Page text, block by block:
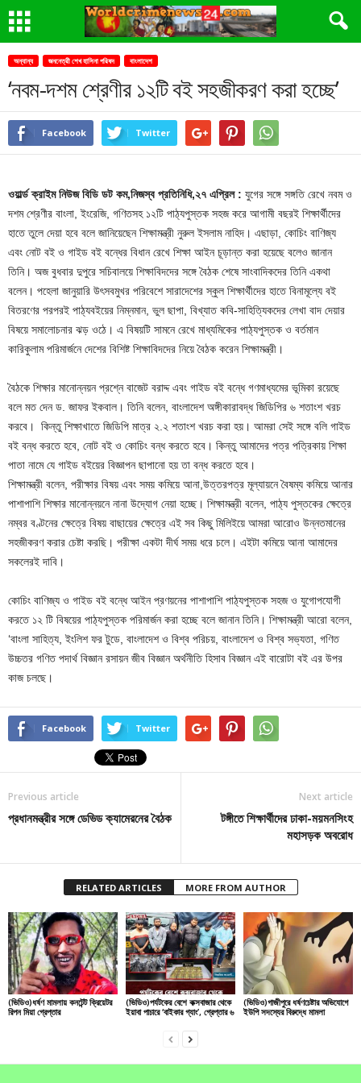
অন্যান্য জননেত্রী শেখ হাসিনা পরিষদ বাংলাদেশ
‘নবম-দশম শ্রেণীর ১২টি বই সহজীকরণ করা হচ্ছে’
Facebook Twitter
ওয়ার্ল্ড ক্রাইম নিউজ বিডি ডট কম,নিজস্ব প্রতিনিধি,২৭ এপ্রিল : যুগের সঙ্গে সঙ্গতি রেখে নবম ও
দশম শ্রেণীর বাংলা, ইংরেজি, গণিতসহ ১২টি পাঠ্যপুস্তক সহজ করে আগামী বছরই শিক্ষার্থীদের
হাতে তুলে দেয়া হবে বলে জানিয়েছেন শিক্ষামন্ত্রী নুরুল ইসলাম নাহিদ। এছাড়া, কোচিং বাণিজ্য
এবং নোট বই ও গাইড বই বন্ধের বিধান রেখে শিক্ষা আইন চূড়ান্ত করা হয়েছে বলেও জানান
তিনি। অজ বুধবার দুপুরে সচিবালয়ে শিক্ষাবিদদের সঙ্গে বৈঠক শেষে সাংবাদিকদের তিনি একথা
বলেন। পহেলা জানুয়ারি উৎসবমুখর পরিবেশে সারাদেশের স্কুল শিক্ষার্থীদের হাতে বিনামূল্যে বই
বিতরণের পরপরই পাঠ্যবইয়ের নিম্নমান, ভুল ছাপা, বিখ্যাত কবি-সাহিত্যিকদের লেখা বাদ দেয়ার
বিষয়ে সমালোচনার ঝড় ওঠে। এ বিষয়টি সামনে রেখে মাধ্যমিকের পাঠ্যপুস্তক ও বর্তমান
কারিকুলাম পরিমার্জনে দেশের বিশিষ্ট শিক্ষাবিদদের নিয়ে বৈঠক করেন শিক্ষামন্ত্রী।
বৈঠকে শিক্ষার মানোন্নয়ন প্রশ্নে বাজেট বরাদ্দ এবং গাইড বই বন্ধে গণমাধ্যমের ভূমিকা রয়েছে
বলে মত দেন ড. জাফর ইকবাল। তিনি বলেন, বাংলাদেশ অঙ্গীকারাবদ্ধ জিডিপির ৬ শতাংশ খরচ
করবে। কিন্তু শিক্ষাখাতে জিডিপি মাত্র ২.২ শতাংশ খরচ করা হয়। আমরা সেই সঙ্গে বলি গাইড
বই বন্ধ করতে হবে, নোট বই ও কোচিং বন্ধ করতে হবে। কিন্তু আমাদের পত্র পত্রিকায় শিক্ষা
পাতা নামে যে গাইড বইয়ের বিজ্ঞাপন ছাপানো হয় তা বন্ধ করতে হবে।
শিক্ষামন্ত্রী বলেন, পরীক্ষার বিষয় এবং সময় কমিয়ে আনা,উত্তরপত্র মূল্যায়নে বৈষম্য কমিয়ে আনার
পাশাপাশি শিক্ষার মানোন্নয়নে নানা উদ্যোগ নেয়া হচ্ছে। শিক্ষামন্ত্রী বলেন, পাঠ্য পুস্তকের ক্ষেত্রে
নম্বর বণ্টনের ক্ষেত্রে বিষয় বাছায়ের ক্ষেত্রে এই সব কিছু মিলিইয়ে আমরা আরোও উন্নতমানের
সহজীকরণ করার চেষ্টা করছি। পরীক্ষা একটা দীর্ঘ সময় ধরে চলে। এইটা কমিয়ে আনা আমাদের
সকলেরই দাবি।
কোচিং বাণিজ্য ও গাইড বই বন্ধে আইন প্রণয়নের পাশাপাশি পাঠ্যপুস্তক সহজ ও যুগোপযোগী
করতে ১২ টি বিষয়ের পাঠ্যপুস্তক পরিমার্জন করা হচ্ছে বলে জানান তিনি। শিক্ষামন্ত্রী আরো বলেন,
‘বাংলা সাহিত্য, ইংলিশ ফর টুডে, বাংলাদেশ ও বিশ্ব পরিচয়, বাংলাদেশ ও বিশ্ব সভ্যতা, গণিত
উচ্চতর গণিত পদার্থ বিজ্ঞান রসায়ন জীব বিজ্ঞান অর্থনীতি হিসাব বিজ্ঞান এই বারোটা বই এর উপর
কাজ চলছে।
Facebook Twitter
Previous article
প্রধানমন্ত্রীর সঙ্গে ডেভিড ক্যামেরনের বৈঠক
Next article
টঙ্গীতে শিক্ষার্থীদের ঢাকা-ময়মনসিংহ
মহাসড়ক অবরোধ
RELATED ARTICLES MORE FROM AUTHOR
(ভিডিও)ধর্ষণ মামলায় কনটেন্ট ক্রিয়েটর
রিপন মিয়া গ্রেপ্তার
(ভিডিও)পর্যটকের বেশে কক্সবাজার থেকে
ইয়াবা পাচারে ‘বাইকার গ্যাং’, গ্রেপ্তার ৬
(ভিডিও)গাজীপুরে ধর্ষণচেষ্টার অভিযোগে
ইউপি সদস্যের বিরুদ্ধে মামলা